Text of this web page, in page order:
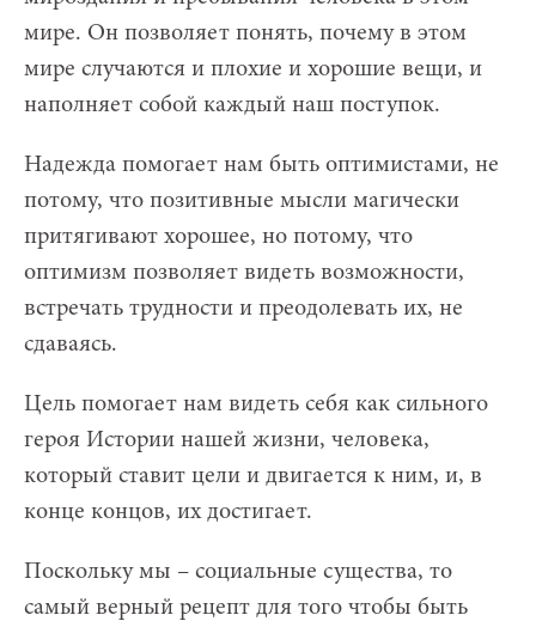
мире. Он позволяет понять, почему в этом
мире случаются и плохие и хорошие вещи, и
наполняет собой каждый наш поступок.
Надежда помогает нам быть оптимистами, не
потому, что позитивные мысли магически
притягивают хорошее, но потому, что
оптимизм позволяет видеть возможности,
встречать трудности и преодолевать их, не
сдаваясь.
Цель помогает нам видеть себя как сильного
героя Истории нашей жизни, человека,
который ставит цели и двигается к ним, и, в
конце концов, их достигает.
Поскольку мы – социальные существа, то
самый верный рецепт для того чтобы быть